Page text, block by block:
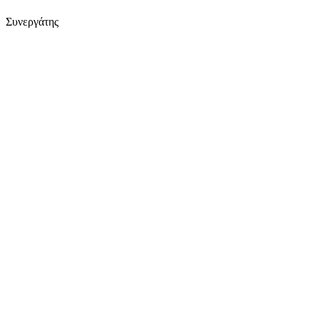
Συνεργάτης